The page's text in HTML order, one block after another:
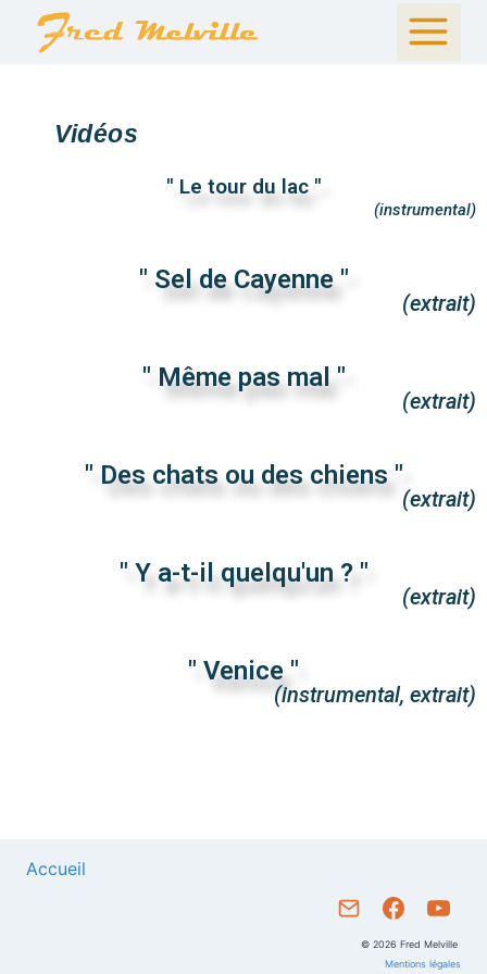
Vidéos
" Le tour du lac "
(instrumental)
" Sel de Cayenne "
(extrait)
" Même pas mal "
(extrait)
" Des chats ou des chiens "
(extrait)
" Y a-t-il quelqu'un ? "
(extrait)
" Venice "
(instrumental, extrait)
Accueil
© 2026 Fred Melville
Mentions légales